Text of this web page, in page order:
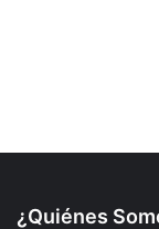
¿Quiénes